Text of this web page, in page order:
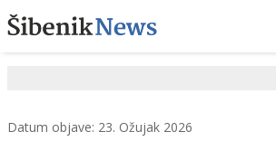
Datum objave: 23. Ožujak 2026